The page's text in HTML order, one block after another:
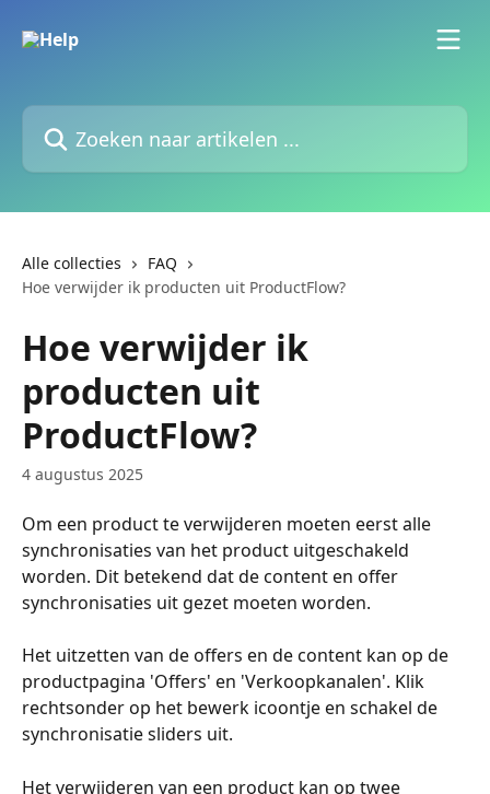
Zoeken naar artikelen ...
Alle collecties
FAQ
Hoe verwijder ik producten uit ProductFlow?
Hoe verwijder ik
producten uit
ProductFlow?
4 augustus 2025
Om een product te verwijderen moeten eerst alle
synchronisaties van het product uitgeschakeld
worden. Dit betekend dat de content en offer
synchronisaties uit gezet moeten worden.
Het uitzetten van de offers en de content kan op de
productpagina 'Offers' en 'Verkoopkanalen'. Klik
rechtsonder op het bewerk icoontje en schakel de
synchronisatie sliders uit.
Het verwijderen van een product kan op twee